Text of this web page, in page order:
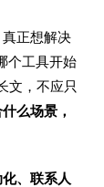
正想解决
个工具开始
文，不应只
么场景，
、联系人